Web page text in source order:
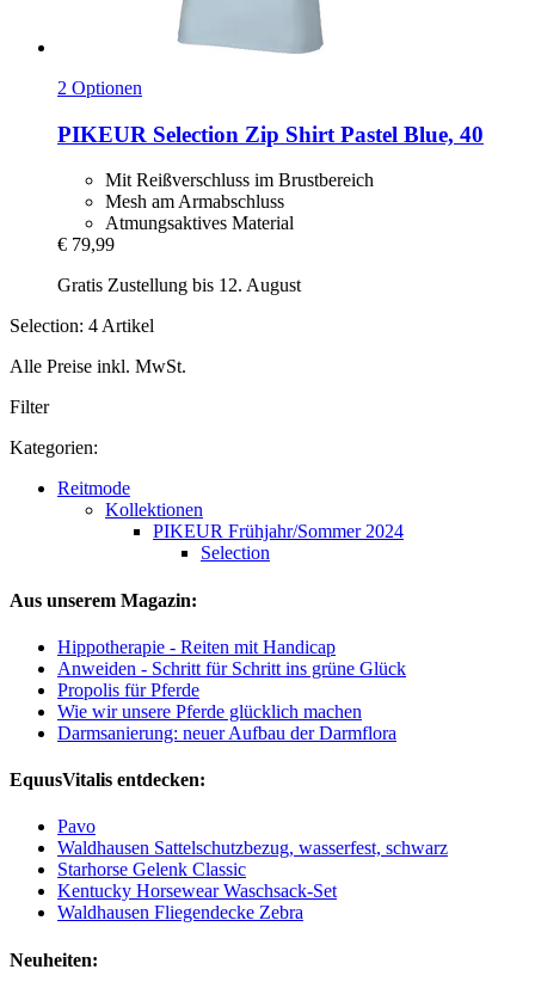
2 Optionen
PIKEUR Selection Zip Shirt Pastel Blue, 40
Mit Reißverschluss im Brustbereich
Mesh am Armabschluss
Atmungsaktives Material
€ 79,99
Gratis Zustellung bis 12. August
Selection: 4 Artikel
Alle Preise inkl. MwSt.
Filter
Kategorien:
Reitmode
Kollektionen
PIKEUR Frühjahr/Sommer 2024
Selection
Aus unserem Magazin:
Hippotherapie - Reiten mit Handicap
Anweiden - Schritt für Schritt ins grüne Glück
Propolis für Pferde
Wie wir unsere Pferde glücklich machen
Darmsanierung: neuer Aufbau der Darmflora
EquusVitalis entdecken:
Pavo
Waldhausen Sattelschutzbezug, wasserfest, schwarz
Starhorse Gelenk Classic
Kentucky Horsewear Waschsack-Set
Waldhausen Fliegendecke Zebra
Neuheiten: